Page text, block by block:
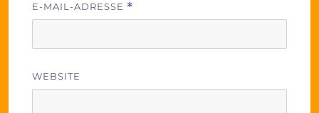
E-MAIL-ADRESSE *
WEBSITE